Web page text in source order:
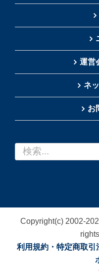
運営
ネ
お
索
Copyright(c) 2002-
利用規約・特定商取引